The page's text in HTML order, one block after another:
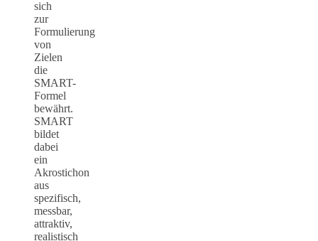
sich
zur
Formulierung
von
Zielen
die
SMART-
Formel
bewährt.
SMART
bildet
dabei
ein
Akrostichon
aus
spezifisch,
messbar,
attraktiv,
realistisch